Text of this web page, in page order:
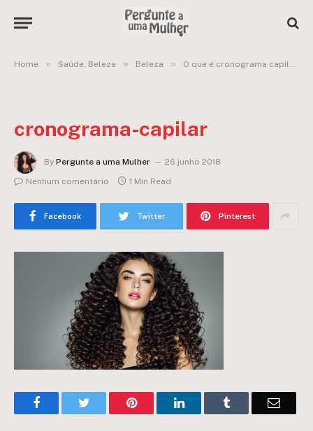
Home » Saúde, Beleza » Beleza » O que é cronograma capilar? – Entenda de uma vez por todas as fases de hidratação, nutrição e reconstrução
cronograma-capilar
By Pergunte a uma Mulher
26 junho 2018
Nenhum comentário
1 Min Read
Facebook Twitter Pinterest
FacebookTwitter Pinterest LinkedInTumblr Email